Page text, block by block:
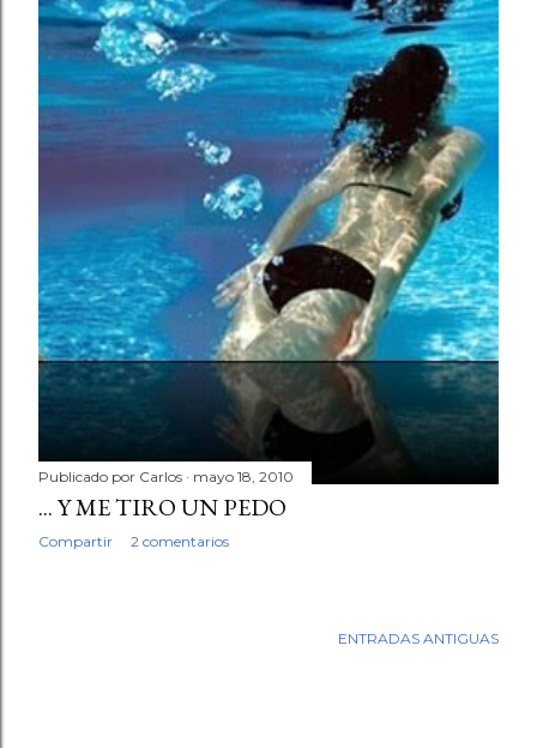
Publicado por Carlos mayo 18, 2010
... Y ME TIRO UN PEDO
Compartir 2 comentarios
ENTRADAS ANTIGUAS